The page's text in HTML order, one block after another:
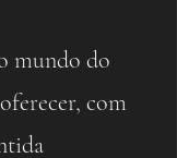
mundo do
com